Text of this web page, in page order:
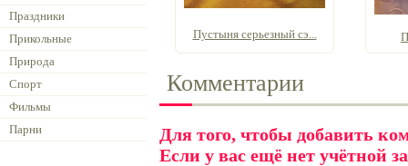
Праздники
Прикольные
Природа
Спорт
Фильмы
Парни
Пустыня серьезный сэ...
Комментарии
Для того, чтобы добавить
Если у вас ещё нет учётной